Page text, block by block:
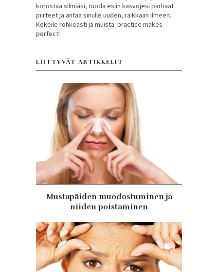
korostaa silmiäsi, tuoda esiin kasvojesi parhaat
piirteet ja antaa sinulle uuden, raikkaan ilmeen.
Kokeile rohkeasti ja muista: practice makes
perfect!
LIITTYVÄT ARTIKKELIT
Mustapäiden muodostuminen ja
niiden poistaminen